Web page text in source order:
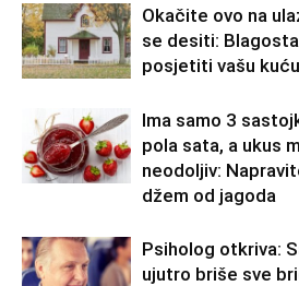
Okačite ovo na
se desiti:
posjetiti vašu kuću
Ima samo 3
pola sata, a ukus
neodoljiv:
džem od jagoda
Psiholog otkriva:
ujutro briše sve